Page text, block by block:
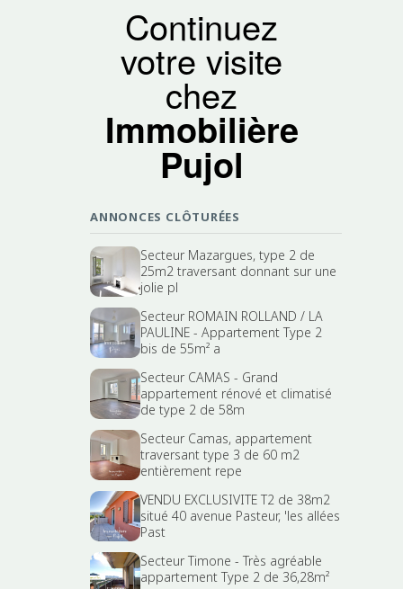
Continuez
votre visite
chez
Immobilière
Pujol
ANNONCES CLÔTURÉES
Secteur Mazargues, type 2 de
25m2 traversant donnant sur une
jolie pl
Secteur ROMAIN ROLLAND / LA
PAULINE - Appartement Type 2
bis de 55m² a
Secteur CAMAS - Grand
appartement rénové et climatisé
de type 2 de 58m
Secteur Camas, appartement
traversant type 3 de 60 m2
entièrement repe
VENDU EXCLUSIVITE T2 de 38m2
situé 40 avenue Pasteur, 'les allées
Past
Secteur Timone - Très agréable
appartement Type 2 de 36,28m²